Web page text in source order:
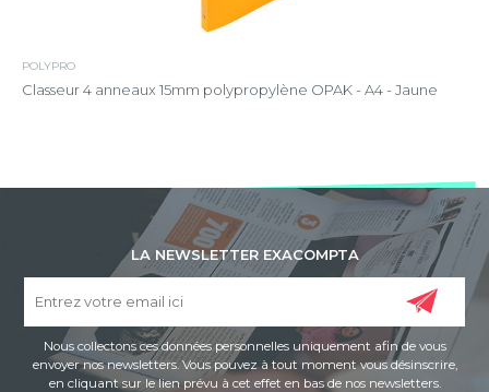
POLYPRO
Classeur 4 anneaux 15mm polypropylène OPAK - A4 - Jaune
LA NEWSLETTER EXACOMPTA
Nous collectons ces données personnelles uniquement afin de vous
envoyer nos newsletters. Vous pouvez à tout moment vous désinscrire,
en cliquant sur le lien prévu à cet effet en bas de nos newsletters.